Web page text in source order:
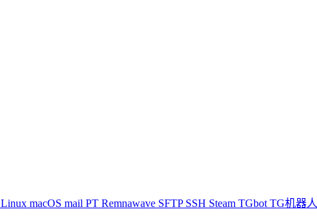
Linux macOS mail PT Remnawave SFTP SSH Steam TGbot TG机器人